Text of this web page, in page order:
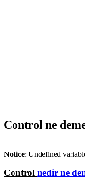
Control ne
Notice: Undefined
Control nedir ne